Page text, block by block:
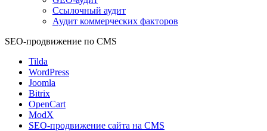
Ссылочный аудит
Аудит коммерческих факторов
SEO-продвижение по CMS
Tilda
WordPress
Joomla
Bitrix
OpenCart
ModX
SEO-продвижение сайта на CMS